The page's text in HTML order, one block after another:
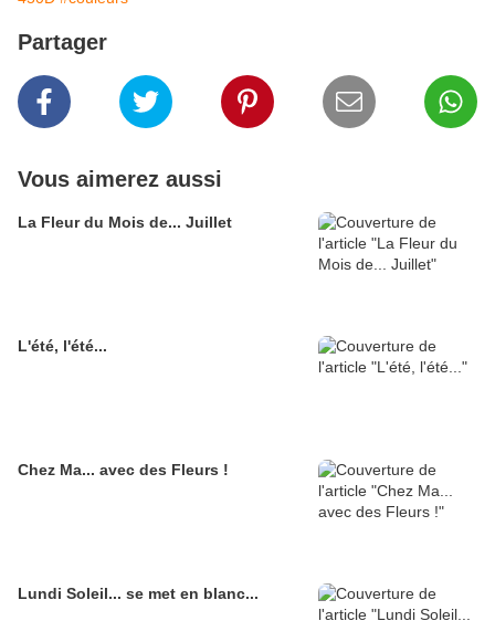
Partager
Vous aimerez aussi
La Fleur du Mois de... Juillet
L'été, l'été...
Chez Ma... avec des Fleurs !
Lundi Soleil... se met en blanc...